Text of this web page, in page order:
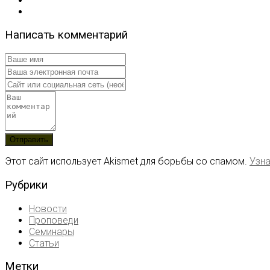
Написать комментарий
Этот сайт использует Akismet для борьбы со спамом.
Рубрики
Новости
Проповеди
Семинары
Статьи
Метки